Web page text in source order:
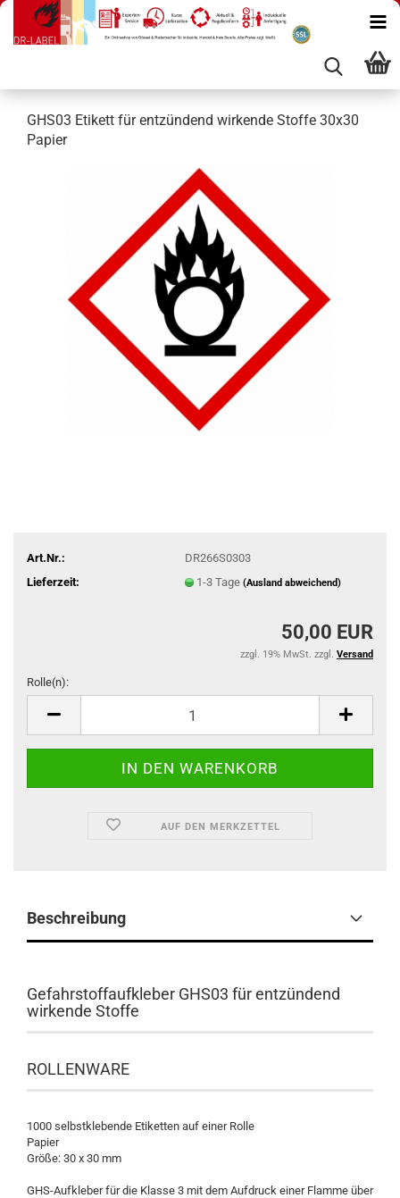
GHS03 Etikett für entzündend wirkende Stoffe 30x30
Papier
Art.Nr.:
DR266S0303
Lieferzeit:
1-3 Tage (Ausland abweichend)
50,00 EUR
zzgl. 19% MwSt. zzgl. Versand
Rolle(n):
AUF DEN MERKZETTEL
Beschreibung
Gefahrstoffaufkleber GHS03 für entzündend
wirkende Stoffe
ROLLENWARE
1000 selbstklebende Etiketten auf einer Rolle
Papier
Größe: 30 x 30 mm
GHS-Aufkleber für die Klasse 3 mit dem Aufdruck einer Flamme über